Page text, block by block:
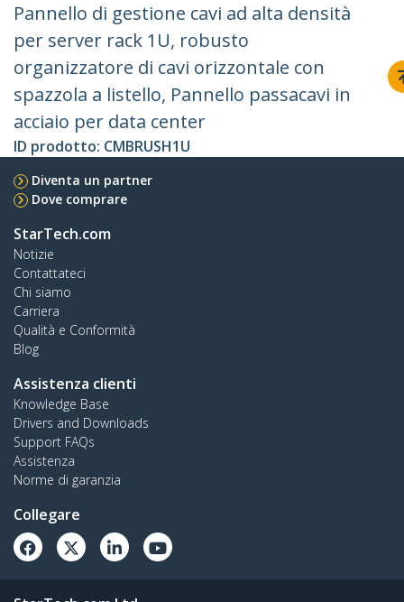
Pannello di gestione cavi ad alta densità
per server rack 1U, robusto
organizzatore di cavi orizzontale con
spazzola a listello, Pannello passacavi in
acciaio per data center
ID prodotto: CMBRUSH1U
Diventa un partner
Dove comprare
StarTech.com
Notizie
Contattateci
Chi siamo
Carriera
Qualità e Conformità
Blog
Assistenza clienti
Knowledge Base
Drivers and Downloads
Support FAQs
Assistenza
Norme di garanzia
Collegare